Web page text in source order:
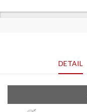
DETAIL